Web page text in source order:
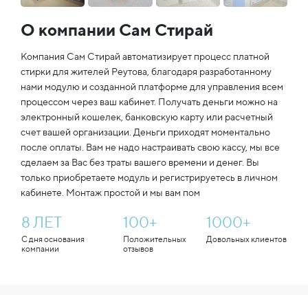
О компании Сам Стирай
Компания Сам Стирай автоматизирует процесс платной
стирки для жителей Реутова, благодаря разработанному
нами модулю и созданной платформе для управления всем
процессом через ваш кабинет. Получать деньги можно на
электронный кошелек, банковскую карту или расчетный
счет вашей организации. Деньги приходят моментально
после оплаты. Вам не надо настраивать свою кассу, мы все
сделаем за Вас без траты вашего времени и денег. Вы
только приобретаете модуль и регистрируетесь в личном
кабинете. Монтаж простой и мы вам пом
8 ЛЕТ
С дня основания
компании
100+
Положительных
отзывов
1000+
Довольных клиентов